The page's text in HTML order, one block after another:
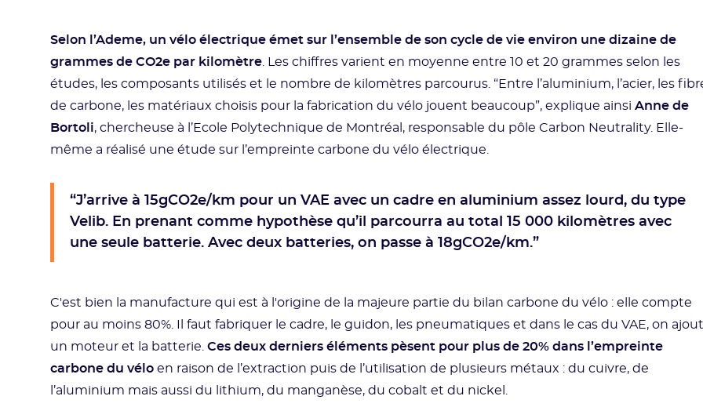
Selon l’Ademe, un vélo électrique émet sur l’ensemble de son cycle de vie environ une dizaine de
grammes de CO2e par kilomètre . Les chiffres varient en moyenne entre 10 et 20 grammes selon les
études, les composants utilisés et le nombre de kilomètres parcourus. “Entre l’aluminium, l’acier, les
de carbone, les matériaux choisis pour la fabrication du vélo jouent beaucoup”, explique ainsi Anne de
Bortoli, chercheuse à l’Ecole Polytechnique de Montréal, responsable du pôle Carbon Neutrality. Elle-
même a réalisé une étude sur l’empreinte carbone du vélo électrique.
“J’arrive à 15gCO2e/km pour un VAE avec un cadre en aluminium assez lourd, du type
Velib. En prenant comme hypothèse qu’il parcourra au total 15 000 kilomètres avec
une seule batterie. Avec deux batteries, on passe à 18gCO2e/km.”
C'est bien la manufacture qui est à l'origine de la majeure partie du bilan carbone du vélo : elle compte
pour au moins 80%. Il faut fabriquer le cadre, le guidon, les pneumatiques et dans le cas du VAE, on
un moteur et la batterie. Ces deux derniers éléments pèsent pour plus de 20% dans l’empreinte
carbone du vélo en raison de l’extraction puis de l’utilisation de plusieurs métaux : du cuivre, de
l’aluminium mais aussi du lithium, du manganèse, du cobalt et du nickel.